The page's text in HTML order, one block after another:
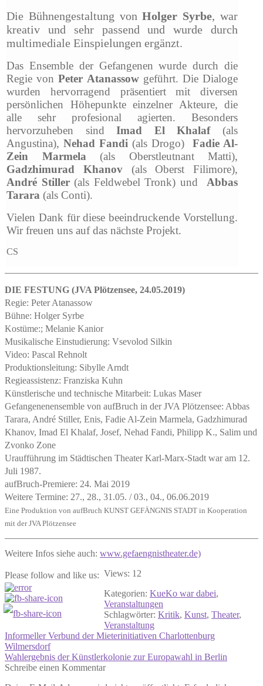
Die Bühnengestaltung vonHolger Syrbe, war
kreativ und sehr passend und wurde durch
multimediale Einspielungen ergänzt.
Das Ensemble der Gefangenen wurde durch die
Regie vonPeter Atanassowgeführt. Die Dialoge
wurden hervorragend präsentiert mit diversen
persönlichen Höhepunkte einzelner Akteure, die
alle sehr profesional agierten. Besonders
hervorzuheben sindImad El Khalaf(als
Angustina), Nehad Fandi (als Drogo) Fadie Al-
Zein Marmela (als Oberstleutnant Matti),
Gadzhimurad Khanov(als Oberst Filimore),
André Stiller(als Feldwebel Tronk) und Abbas
Tarara (als Conti).
Vielen Dank für diese beeindruckende Vorstellung.
Wir freuen uns auf das nächste Projekt.
CS
DIE FESTUNG (JVA Plötzensee, 24.05.2019)
Regie: Peter Atanassow
Bühne: Holger Syrbe
Kostüme:; Melanie Kanior
Musikalische Einstudierung: Vsevolod Silkin
Video: Pascal Rehnolt
Produktionsleitung: Sibylle Arndt
Regieassistenz: Franziska Kuhn
Künstlerische und technische Mitarbeit: Lukas Maser
Gefangenenensemble von aufBruch in der JVA Plötzensee: Abbas
Tarara, André Stiller, Enis, Fadie Al-Zein Marmela, Gadzhimurad
Khanov, Imad El Khalaf, Josef, Nehad Fandi, Philipp K., Salim und
Zvonko Zone
Uraufführung im Städtischen Theater Karl-Marx-Stadt war am 12.
Juli 1987.
aufBruch-Premiere: 24. Mai 2019
Weitere Termine: 27., 28., 31.05. / 03., 04., 06.06.2019
Eine Produktion von aufBruch KUNST GEFÄNGNIS STADT in Kooperation
mit der JVA Plötzensee
Weitere Infos siehe auch: www.gefaengnistheater.de)
Please follow and like us: Views: 12
Kategorien: KueKo war dabei,
Veranstaltungen
Schlagwörter: Kritik, Kunst, Theater,
Veranstaltung
Beitragsnavigation
Vorheriger
Beitrag:
Informeller Verbund der Mieterinitiativen Charlottenburg
Wilmersdorf
Nächster
Beitrag:
Wahlergebnis der Künstlerkolonie zur Europawahl in Berlin
Schreibe einen Kommentar